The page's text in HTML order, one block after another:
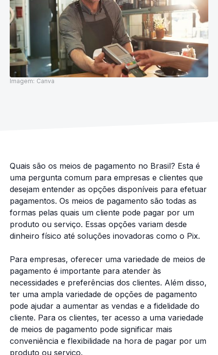
Imagem: Canva
Quais são os meios de pagamento no Brasil? Esta é
uma pergunta comum para empresas e clientes que
desejam entender as opções disponíveis para efetuar
pagamentos. Os meios de pagamento são todas as
formas pelas quais um cliente pode pagar por um
produto ou serviço. Essas opções variam desde
dinheiro físico até soluções inovadoras como o Pix.
Para empresas, oferecer uma variedade de meios de
pagamento é importante para atender às
necessidades e preferências dos clientes. Além disso,
ter uma ampla variedade de opções de pagamento
pode ajudar a aumentar as vendas e a fidelidade do
cliente. Para os clientes, ter acesso a uma variedade
de meios de pagamento pode significar mais
conveniência e flexibilidade na hora de pagar por um
produto ou serviço.